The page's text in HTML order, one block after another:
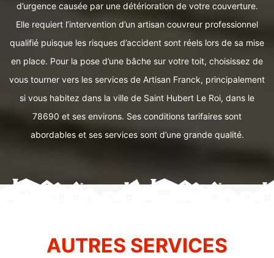
d’urgence causée par une détérioration de votre couverture.
Elle requiert l’intervention d’un artisan couvreur professionnel
qualifié puisque les risques d’accident sont réels lors de sa mise
en place. Pour la pose d’une bâche sur votre toit, choisissez de
vous tourner vers les services de Artisan Franck, principalement
si vous habitez dans la ville de Saint Hubert Le Roi, dans le
78690 et ses environs. Ses conditions tarifaires sont
abordables et ses services sont d’une grande qualité.
AUTRES SERVICES